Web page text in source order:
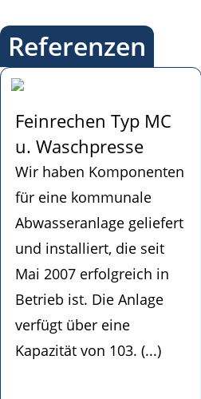
Referenzen
Feinrechen Typ MC
u. Waschpresse
Wir haben Komponenten
für eine kommunale
Abwasseranlage geliefert
und installiert, die seit
Mai 2007 erfolgreich in
Betrieb ist. Die Anlage
verfügt über eine
Kapazität von 103. (...)